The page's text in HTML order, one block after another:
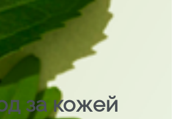
за кожей